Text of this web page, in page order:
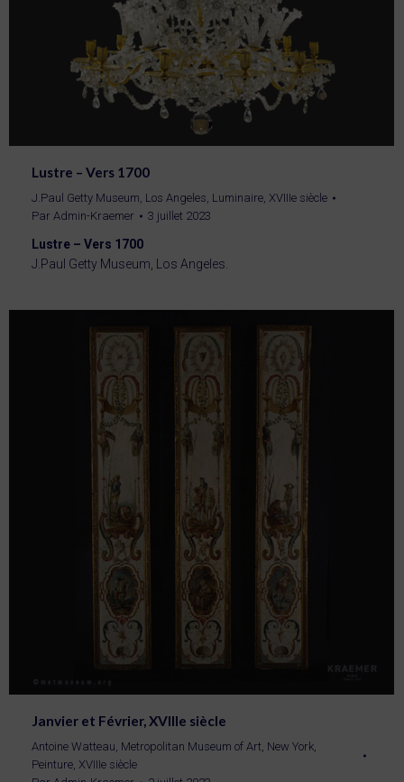
Lustre – Vers 1700
J.Paul Getty Museum, Los Angeles, Luminaire, XVIIIe siècle
Par Admin-Kraemer 3 juillet 2023
Lustre – Vers 1700
J.Paul Getty Museum, Los Angeles.
Janvier et Février, XVIIIe siècle
Antoine Watteau, Metropolitan Museum of Art, New York,
Peinture, XVIIIe siècle